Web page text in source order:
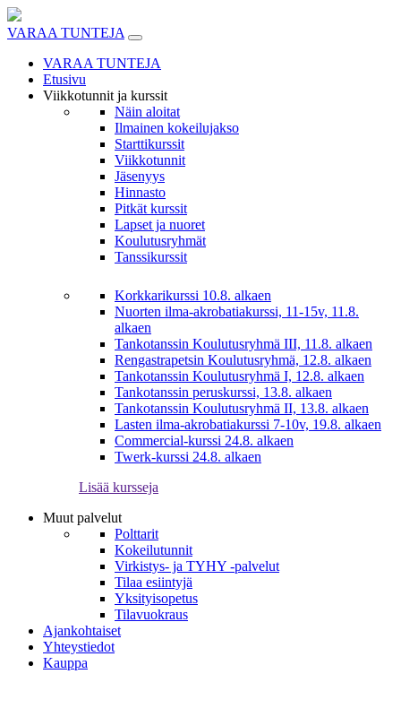
Skip
to
VARAA TUNTEJA
VARAA TUNTEJA
Etusivu
Viikkotunnit ja kurssit
Näin aloitat
Ilmainen kokeilujakso
Starttikurssit
Viikkotunnit
Jäsenyys
Hinnasto
Pitkät kurssit
Lapset ja nuoret
Koulutusryhmät
Tanssikurssit
Korkkarikurssi 10.8. alkaen
Nuorten ilma-akrobatiakurssi, 11-15v, 11.8.
alkaen
Tankotanssin Koulutusryhmä III, 11.8. alkaen
Rengastrapetsin Koulutusryhmä, 12.8. alkaen
Tankotanssin Koulutusryhmä I, 12.8. alkaen
Tankotanssin peruskurssi, 13.8. alkaen
Tankotanssin Koulutusryhmä II, 13.8. alkaen
Lasten ilma-akrobatiakurssi 7-10v, 19.8. alkaen
Commercial-kurssi 24.8. alkaen
Twerk-kurssi 24.8. alkaen
Lisää kursseja
Muut palvelut
Polttarit
Kokeilutunnit
Virkistys- ja TYHY -palvelut
Tilaa esiintyjä
Yksityisopetus
Tilavuokraus
Ajankohtaiset
Yhteystiedot
Kauppa